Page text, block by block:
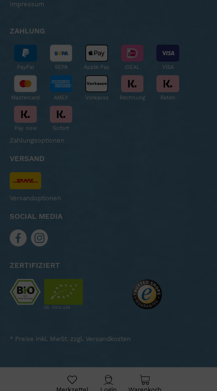
Impressum
ZAHLUNG
PayPal SEPA Apple Pay iDEAL VISA
Mastercard AMEX Vorkasse Rechnung Raten
Pay now Sofort
Zahlungsoptionen
VERSAND
Versandoptionen
SOCIAL MEDIA
ZERTIFIZIERT
* Preise inkl. MwSt. zzgl. Versandkosten